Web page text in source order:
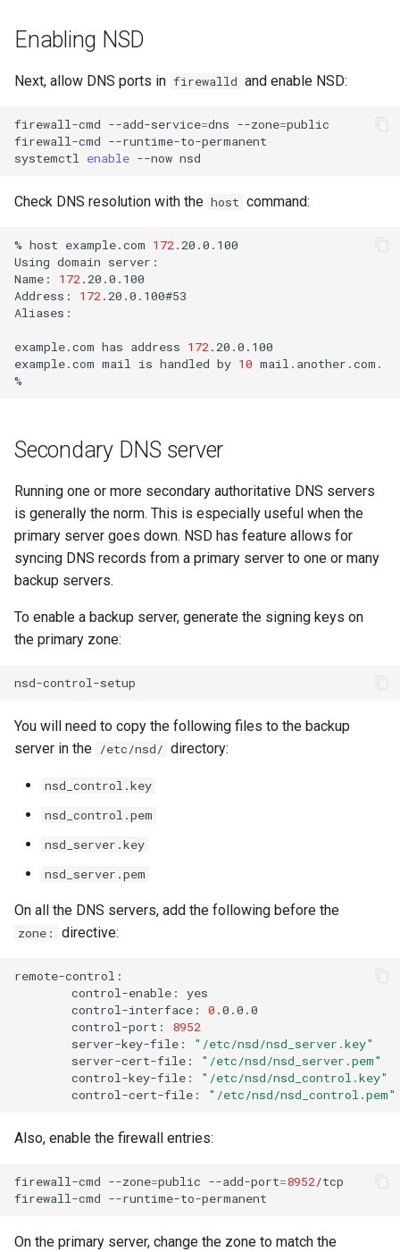
Enabling NSD
Next, allow DNS ports in firewalld and enable NSD:
firewall-cmd --add-service=dns --zone=public
firewall-cmd --runtime-to-permanent
systemctl
enable --now
Check DNS resolution with the host command:
% host example.com 172 .20.0.100
Using domain server:
Name:
172 .20.0.100
Address:
172 .20.0.100#53
Aliases:
example.com has address 172 .20.0.100
example.com mail is handled by 10 mail.another.com.
Secondary DNS server
Running one or more secondary authoritative DNS servers
is generally the norm. This is especially useful when the
primary server goes down. NSD has feature allows for
syncing DNS records from a primary server to one or many
backup servers.
To enable a backup server, generate the signing keys on
the primary zone:
You will need to copy the following files to the backup
server in the /etc/nsd/ directory:
nsd_control.key
nsd_control.pem
nsd_server.key
nsd_server.pem
On all the DNS servers, add the following before the
zone: directive:
control-enable:
control-interface:
0
control-port:
8952
server-key-file:
"/etc/nsd/nsd_server.key"
server-cert-file:
"/etc/nsd/nsd_server.pem"
control-key-file:
"/etc/nsd/nsd_control.key"
control-cert-file:
"/etc/nsd/nsd_control.pem"
Also, enable the firewall entries:
firewall-cmd --zone=public --add-port=8952/tcp
firewall-cmd
On the primary server, change the zone to match the